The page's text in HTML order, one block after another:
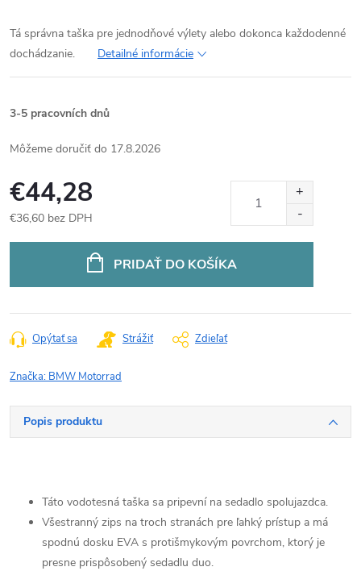
Tá správna taška pre jednodňové výlety alebo dokonca každodenné
dochádzanie.
Detailné informácie
3-5 pracovních dnů
17.8.2026
€44,28
€36,60 bez DPH
PRIDAŤ DO KOŠÍKA
Opýtať sa Strážiť Zdieľať
Značka: BMW Motorrad
Popis produktu
Táto vodotesná taška sa pripevní na sedadlo spolujazdca.
Všestranný zips na troch stranách pre ľahký prístup a má
spodnú dosku EVA s protišmykovým povrchom, ktorý je
presne prispôsobený sedadlu duo.